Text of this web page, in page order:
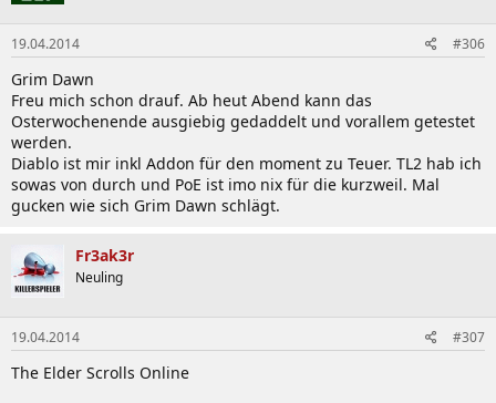
19.04.2014 #306
Grim Dawn
Freu mich schon drauf. Ab heut Abend kann das
Osterwochenende ausgiebig gedaddelt und vorallem getestet
werden.
Diablo ist mir inkl Addon für den moment zu Teuer. TL2 hab ich
sowas von durch und PoE ist imo nix für die kurzweil. Mal
gucken wie sich Grim Dawn schlägt.
Fr3ak3r
Neuling
19.04.2014 #307
The Elder Scrolls Online